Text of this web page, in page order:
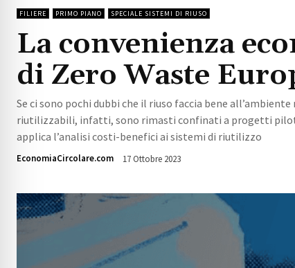
FILIERE PRIMO PIANO SPECIALE SISTEMI DI RIUSO
La convenienza
di Zero Waste
Se ci sono pochi dubbi che il riuso faccia bene
riutilizzabili, infatti, sono rimasti confinati a progetti
applica l’analisi costi-benefici ai sistemi di riutilizzo
EconomiaCircolare.com 17 Ottobre 2023